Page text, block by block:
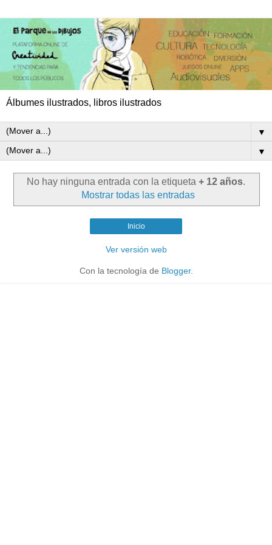
Álbumes ilustrados, libros ilustrados
▼
▼
No hay ninguna entrada con la etiqueta + 12 años.
Mostrar todas las entradas
Inicio
Ver versión web
Con la tecnología de Blogger.